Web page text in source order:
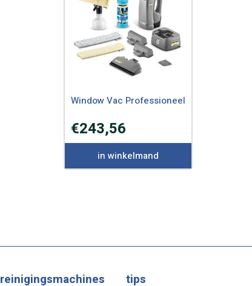
Window Vac Professioneel
€243,56
in winkelmand
reinigingsmachines tips